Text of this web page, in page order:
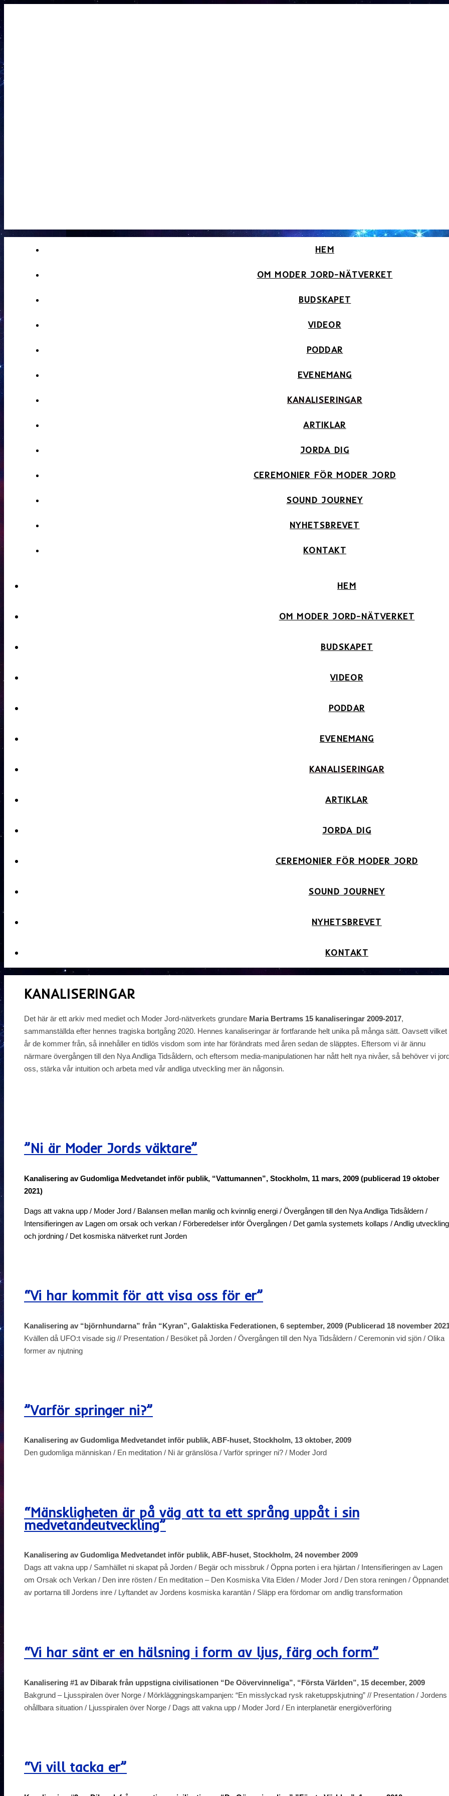
HEM
OM MODER JORD-NÄTVERKET
BUDSKAPET
VIDEOR
PODDAR
EVENEMANG
KANALISERINGAR
ARTIKLAR
JORDA DIG
CEREMONIER FÖR MODER JORD
SOUND JOURNEY
NYHETSBREVET
KONTAKT
HEM
OM MODER JORD-NÄTVERKET
BUDSKAPET
VIDEOR
PODDAR
EVENEMANG
KANALISERINGAR
ARTIKLAR
JORDA DIG
CEREMONIER FÖR MODER JORD
SOUND JOURNEY
NYHETSBREVET
KONTAKT
KANALISERINGAR
Det här är ett arkiv med mediet och Moder Jord-nätverkets grundare Maria Bertrams 15 kanaliseringar 2009-2017,
sammanställda efter hennes tragiska bortgång 2020. Hennes kanaliseringar är fortfarande helt unika på många sätt. Oavsett vilket
år de kommer från, så innehåller en tidlös visdom som inte har förändrats med åren sedan de släpptes. Eftersom vi är ännu
närmare övergången till den Nya Andliga Tidsåldern, och eftersom media-manipulationen har nått helt nya nivåer, så behöver vi
oss, stärka vår intuition och arbeta med vår andliga utveckling mer än någonsin.
”Ni är Moder Jords väktare”
Kanalisering av Gudomliga Medvetandet inför publik, “Vattumannen”, Stockholm, 11 mars, 2009 (publicerad 19 oktober
2021)
Dags att vakna upp / Moder Jord / Balansen mellan manlig och kvinnlig energi / Övergången till den Nya Andliga Tidsåldern /
Intensifieringen av Lagen om orsak och verkan / Förberedelser inför Övergången / Det gamla systemets kollaps / Andlig utveckling
och jordning / Det kosmiska nätverket runt Jorden
“Vi har kommit för att visa oss för er”
Kanalisering av “björnhundarna” från “Kyran”, Galaktiska Federationen, 6 september, 2009 (Publicerad 18 november
Kvällen då UFO:t visade sig // Presentation / Besöket på Jorden / Övergången till den Nya Tidsåldern / Ceremonin vid sjön / Olika
former av njutning
”Varför springer ni?”
Kanalisering av Gudomliga Medvetandet inför publik, ABF-huset, Stockholm, 13 oktober, 2009
Den gudomliga människan / En meditation / Ni är gränslösa / Varför springer ni? / Moder Jord
“Mänskligheten är på väg att ta ett språng uppåt i sin
medvetandeutveckling”
Kanalisering av Gudomliga Medvetandet inför publik, ABF-huset, Stockholm, 24 november 2009
Dags att vakna upp / Samhället ni skapat på Jorden / Begär och missbruk / Öppna porten i era hjärtan / Intensifieringen av Lagen
om Orsak och Verkan / Den inre rösten / En meditation – Den Kosmiska Vita Elden / Moder Jord / Den stora reningen / Öppnandet
av portarna till Jordens inre / Lyftandet av Jordens kosmiska karantän / Släpp era fördomar om andlig transformation
“Vi har sänt er en hälsning i form av ljus, färg och form”
Kanalisering #1 av Dibarak från uppstigna civilisationen “De Oövervinneliga”, “Första Världen”, 15 december, 2009
Bakgrund – Ljusspiralen över Norge / Mörkläggningskampanjen: “En misslyckad rysk raketuppskjutning” // Presentation / Jordens
ohållbara situation / Ljusspiralen över Norge / Dags att vakna upp / Moder Jord / En interplanetär energiöverföring
“Vi vill tacka er”